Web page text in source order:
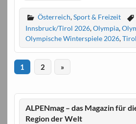
Österreich,Sport & Freizeit
Innsbruck/Tirol 2026,Olympia,
Olympische Winterspiele 2026,Tirol
1 2 »
ALPENmag – das Magazin für
Region der Welt